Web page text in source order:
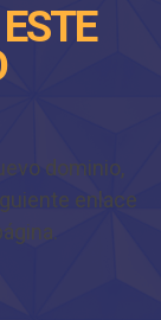
dominio,
enlace